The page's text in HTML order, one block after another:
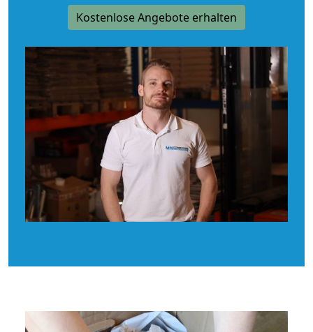
Kostenlose Angebote erhalten